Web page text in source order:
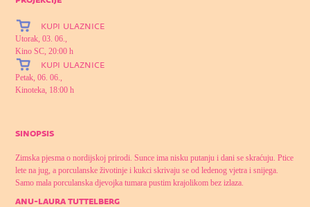
kupi ulaznice
Utorak, 03. 06.,
Kino SC, 20:00 h
kupi ulaznice
Petak, 06. 06.,
Kinoteka, 18:00 h
sinopsis
Zimska pjesma o nordijskoj prirodi. Sunce ima nisku putanju i dani se skraćuju. Ptice
lete na jug, a porculanske životinje i kukci skrivaju se od ledenog vjetra i snijega.
Samo mala porculanska djevojka tumara pustim krajolikom bez izlaza.
anu-laura tuttelberg